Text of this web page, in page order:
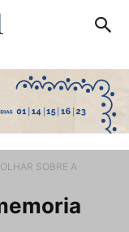
SOBRE A